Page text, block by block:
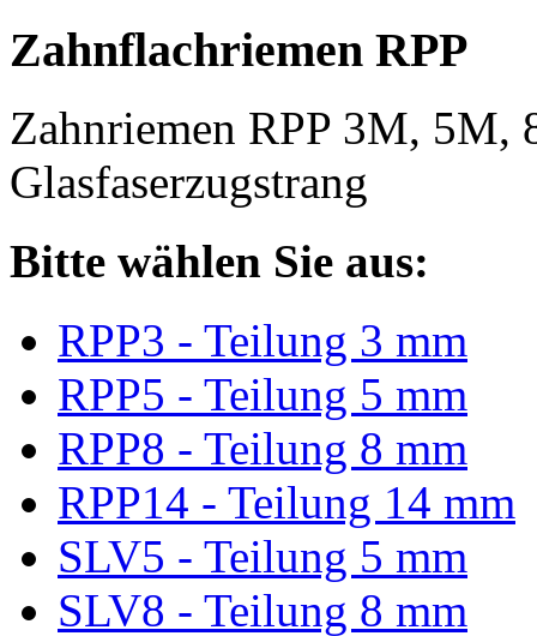
Zahnflachriemen RPP
Zahnriemen RPP 3M, 5M,
Glasfaserzugstrang
Bitte wählen Sie aus:
RPP3 - Teilung 3 mm
RPP5 - Teilung 5 mm
RPP8 - Teilung 8 mm
RPP14 - Teilung 14 mm
SLV5 - Teilung 5 mm
SLV8 - Teilung 8 mm